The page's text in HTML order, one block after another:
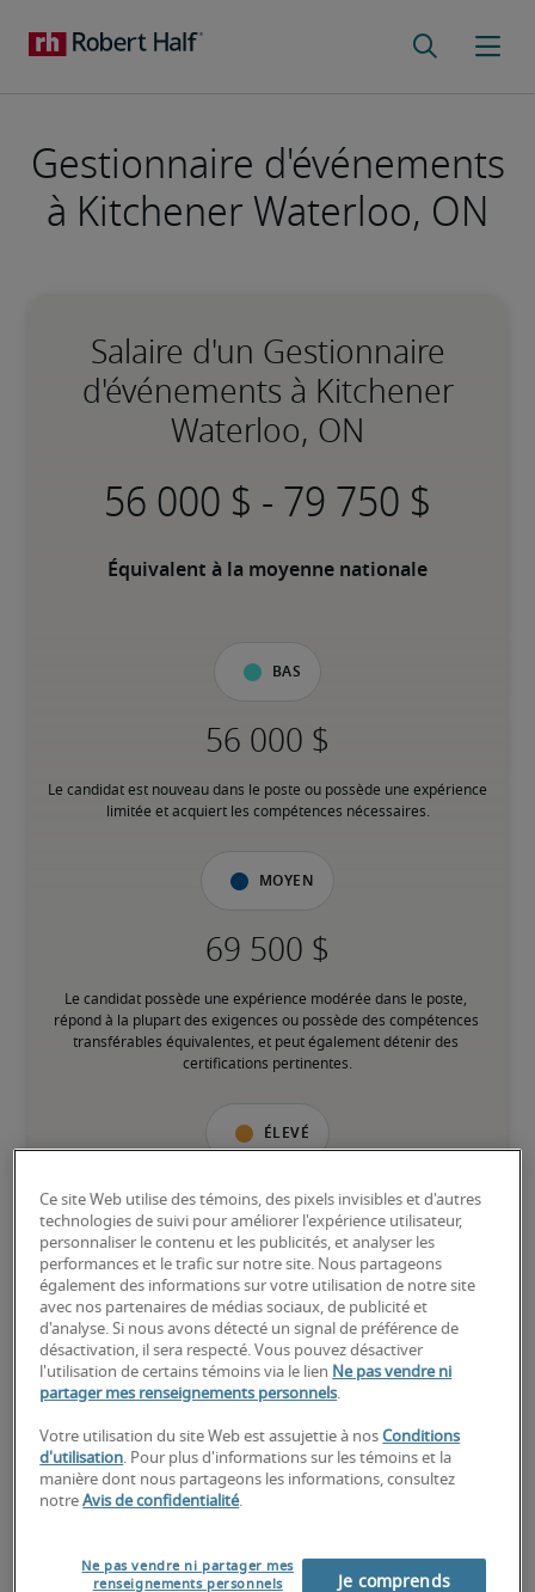
Gestionnaire d'événements
à Kitchener Waterloo, ON
Salaire d'un Gestionnaire
d'événements à Kitchener
Waterloo, ON
-
Équivalent à la moyenne nationale
Bas
Le candidat est nouveau dans le poste ou possède une expérience
limitée et acquiert les compétences nécessaires.
Moyen
Le candidat possède une expérience modérée dans le poste,
répond à la plupart des exigences ou possède des compétences
transférables équivalentes, et peut également détenir des
certifications pertinentes.
Élevé
Le candidat possède une vaste expérience et des compétences
avancées pour le poste, et peut également détenir des
certifications spécialisées.
Salaires estimés pour des
postes similaires
Ce site Web utilise des témoins, des pixels invisibles et d'autres
technologies de suivi pour améliorer l'expérience utilisateur,
personnaliser le contenu et les publicités, et analyser les
performances et le trafic sur notre site. Nous partageons
également des informations sur votre utilisation de notre site
avec nos partenaires de médias sociaux, de publicité et
d'analyse. Si nous avons détecté un signal de préférence de
désactivation, il sera respecté. Vous pouvez désactiver
l'utilisation de certains témoins via le lien Ne pas vendre ni
partager mes renseignements personnels.
Votre utilisation du site Web est assujettie à nosConditions
d'utilisation. Pour plus d'informations sur les témoins et la
manière dont nous partageons les informations, consultez
notreAvis de confidentialité.
Ne pas vendre ni partager mes
renseignements personnels
Je comprends